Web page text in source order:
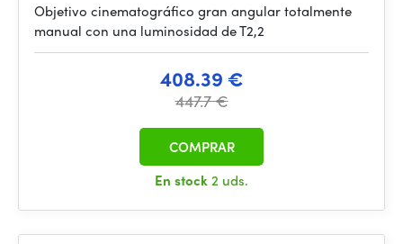
Objetivo cinematográfico gran angular totalmente
manual con una luminosidad de T2,2
408.39 €
447.7 €
En stock2 uds.
COMPRAR